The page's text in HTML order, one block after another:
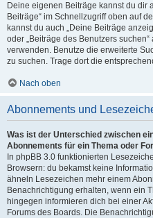
Deine eigenen Beiträge kannst du dir
Beiträge“ im Schnellzugriff oben auf
kannst du auch „Deine Beiträge
oder „Beiträge des Benutzers
verwenden. Benutze die erweiterte
zu suchen. Trage dort die
Nach oben
Abonnements und
Was ist der Unterschied zwischen
Abonnements für ein Thema oder
In phpBB 3.0 funktionierten
Browsern: du bekamst keine
ähneln Lesezeichen mehr einem
Benachrichtigung erhalten, wenn ein
hingegen informieren dich bei einer
Forums des Boards. Die